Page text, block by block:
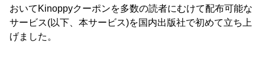
おいてKinoppyクーポンを多数の読者にむけて配布可能な
サービス(以下、本サービス)を国内出版社で初めて立ち上
げました。